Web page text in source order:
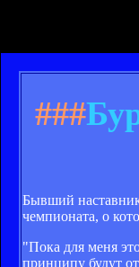
###
Бывший
чемпионата, о
"Пока для меня
принципу будут